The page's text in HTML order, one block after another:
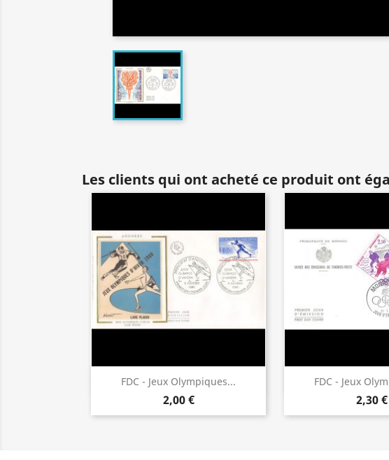
Les clients qui ont acheté ce produit ont
FDC - Jeux Olympiques...
2,00 €
 Aperçu rapide FDC - Jeux
2,30 €
 Aperçu